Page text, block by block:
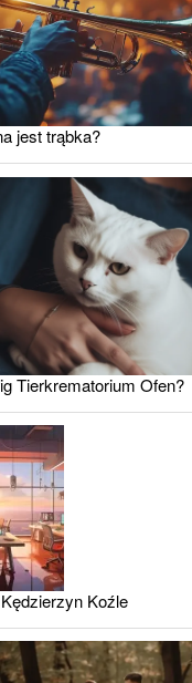
jest trąbka?
Tierkrematorium Ofen?
Koźle